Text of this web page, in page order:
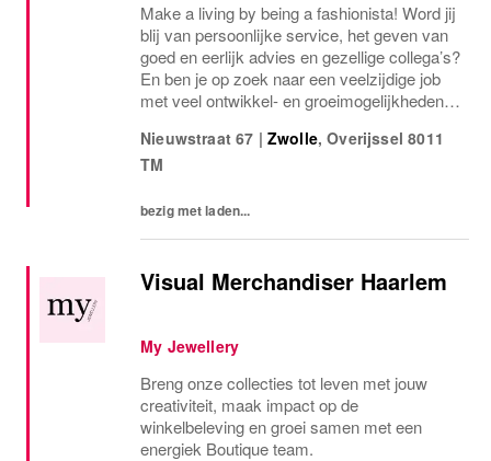
Make a living by being a fashionista! Word jij
blij van persoonlijke service, het geven van
goed en eerlijk advies en gezellige collega’s?
En ben je op zoek naar een veelzijdige job
met veel ontwikkel- en groeimogelijkheden?
WORK FOR WE®Samen met jouw team...
Nieuwstraat 67 | Zwolle,Overijssel 8011
TM
bezig met laden...
Visual Merchandiser Haarlem
My Jewellery
Breng onze collecties tot leven met jouw
creativiteit, maak impact op de
winkelbeleving en groei samen met een
energiek Boutique team.